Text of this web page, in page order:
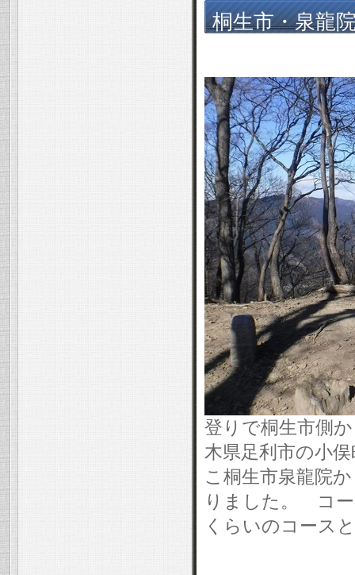
桐生市・泉龍
登りで桐生市側
木県足利市の小
こ桐生市泉龍院
りました。 コー
くらいのコース